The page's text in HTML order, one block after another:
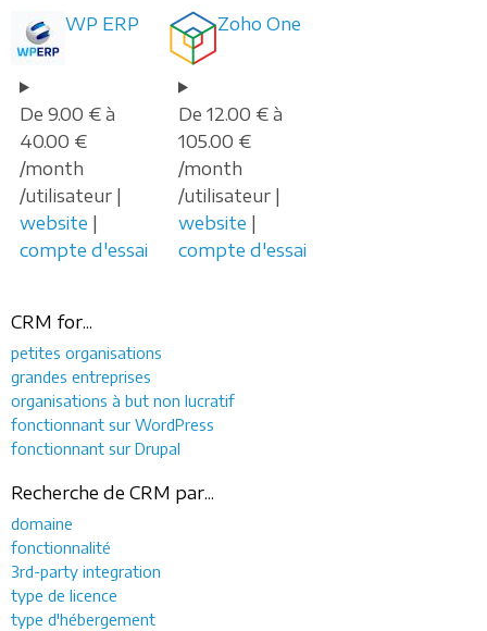
WP ERP
De 9.00 € à
40.00 €
/month
/utilisateur |
website |
compte d'essai
Zoho One
De 12.00 € à
105.00 €
/month
/utilisateur |
website |
compte d'essai
CRM for...
petites organisations
grandes entreprises
organisations à but non lucratif
fonctionnant sur WordPress
fonctionnant sur Drupal
Recherche de CRM par...
domaine
fonctionnalité
3rd-party integration
type de licence
type d'hébergement